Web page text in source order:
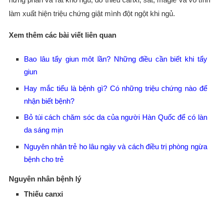
làm xuất hiện triệu chứng giật mình đột ngột khi ngủ.
Xem thêm các bài viết liên quan
Bao lâu tẩy giun môt lần? Những điều cần biết khi tẩy
giun
Hay mắc tiểu là bệnh gì? Có những triệu chứng nào để
nhận biết bệnh?
Bỏ túi cách chăm sóc da của người Hàn Quốc để có làn
da sáng mịn
Nguyên nhân trẻ ho lâu ngày và cách điều trị phòng ngừa
bệnh cho trẻ
Nguyên nhân bệnh lý
Thiếu canxi